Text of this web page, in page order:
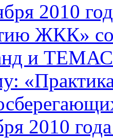
2010
ЖКК»
и ТЕМАС
2010